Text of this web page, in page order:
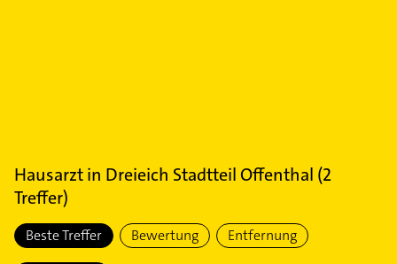
Hausarztin Dreieich Stadtteil Offenthal (2
Treffer)
Beste Treffer Bewertung Entfernung